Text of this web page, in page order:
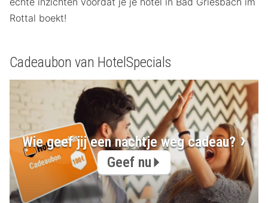
Rottal boekt!
Cadeaubon van HotelSpecials
Wie geef jij een nachtje weg cadeau?
Geef nu